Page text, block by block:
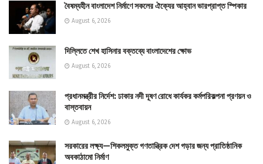
বৈষম্যহীন বাংলাদেশ নির্মাণে সকলের ঐক্যের আহ্বান ভারপ্রাপ্ত স্পিকার
August 6, 2026
দিল্লিতে শেখ হাসিনার বক্তব্যে বাংলাদেশের ক্ষোভ
August 6, 2026
প্রধানমন্ত্রীর নির্দেশ: ঢাকার নদী দূষণ রোধে কার্যকর কর্মপরিকল্পনা প্রণয়ন ও
বাস্তবায়ন
August 6, 2026
সরকারের লক্ষ্য—শিকলমুক্ত গণতান্ত্রিক দেশ গড়ার জন্য প্রাতিষ্ঠানিক
অবকাঠামো নির্মাণ